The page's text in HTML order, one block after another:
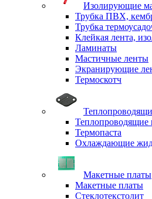
Изолирующие
Трубка ПВХ,
Трубка
Клейкая лента,
Ламинаты
Мастичные ленты
Экранирующие
Термоскотч
Теплопроводящие
Термопаста
Охлаждающие
Макетные платы
Макетные платы
Стеклотекстолит